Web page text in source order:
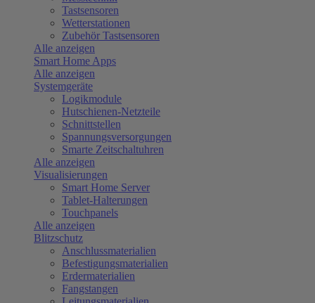
Tastsensoren
Wetterstationen
Zubehör Tastsensoren
Alle anzeigen
Smart Home Apps
Alle anzeigen
Systemgeräte
Logikmodule
Hutschienen-Netzteile
Schnittstellen
Spannungsversorgungen
Smarte Zeitschaltuhren
Alle anzeigen
Visualisierungen
Smart Home Server
Tablet-Halterungen
Touchpanels
Alle anzeigen
Blitzschutz
Anschlussmaterialien
Befestigungsmaterialien
Erdermaterialien
Fangstangen